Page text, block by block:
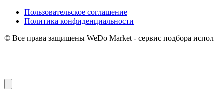
Пользовательское соглашение
Политика конфиденциальности
© Все права защищены WeDo Market - сервис подбора